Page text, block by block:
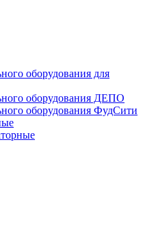
оборудования для
оборудования ДЕПО
оборудования ФудСити